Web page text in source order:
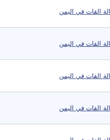
القات في اليمن
القات في اليمن
القات في اليمن
القات في اليمن